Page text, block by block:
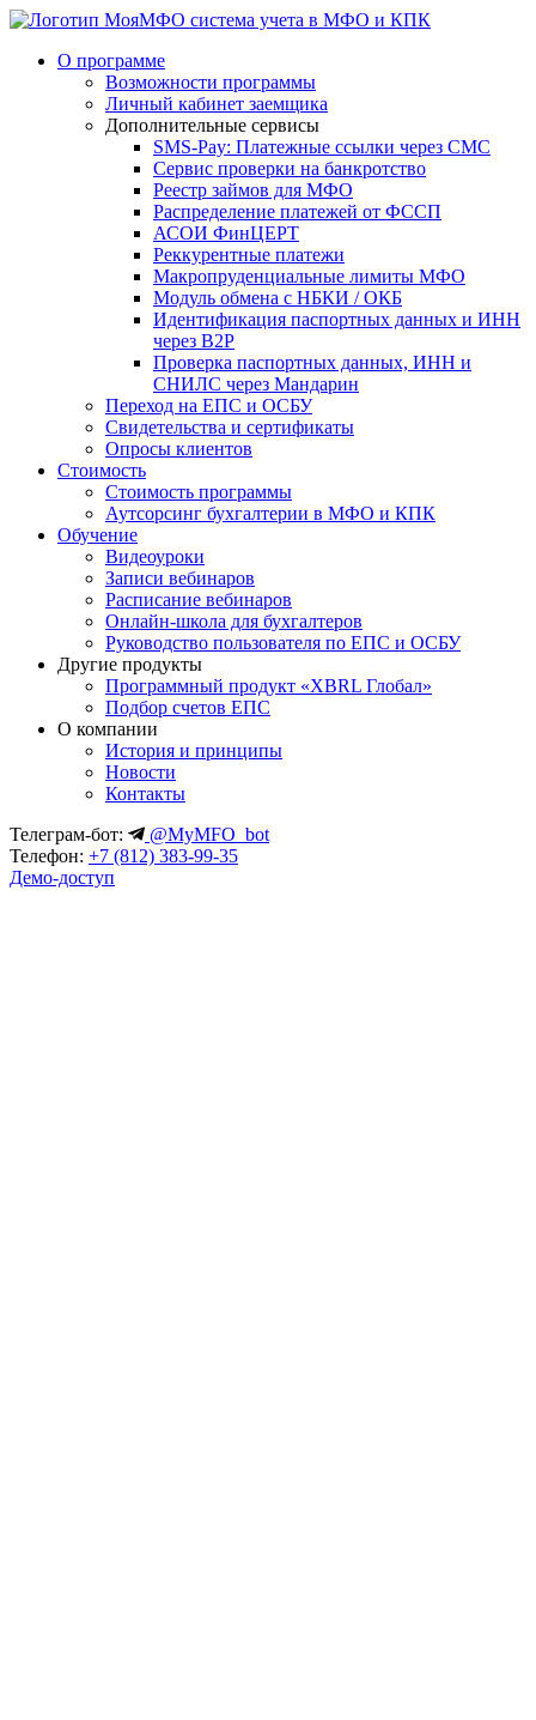
система учета в МФО и КПК
О программе
Возможности программы
Личный кабинет заемщика
Дополнительные сервисы
SMS-Pay: Платежные ссылки через СМС
Сервис проверки на банкротство
Реестр займов для МФО
Распределение платежей от ФССП
АСОИ ФинЦЕРТ
Реккурентные платежи
Макропруденциальные лимиты МФО
Модуль обмена с НБКИ / ОКБ
Идентификация паспортных данных и ИНН
через B2P
Проверка паспортных данных, ИНН и
СНИЛС через Мандарин
Переход на ЕПС и ОСБУ
Свидетельства и сертификаты
Опросы клиентов
Стоимость
Стоимость программы
Аутсорсинг бухгалтерии в МФО и КПК
Обучение
Видеоуроки
Записи вебинаров
Расписание вебинаров
Онлайн-школа для бухгалтеров
Руководство пользователя по ЕПС и ОСБУ
Другие продукты
Программный продукт «XBRL Глобал»
Подбор счетов ЕПС
О компании
История и принципы
Новости
Контакты
Телеграм-бот:
@MyMFO_bot
Телефон: +7 (812) 383-99-35
Демо-доступ